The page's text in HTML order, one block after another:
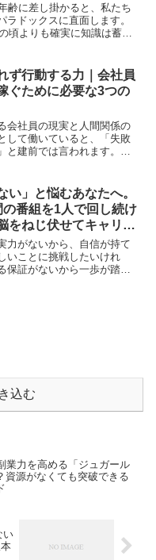
齢に差し掛かると、私たち
ラドックスに直面します。
頃よりも確実に知識は蓄積
を判断するスピードも、か
高まっ...
ず行動する力｜会社員
ぐために必要な3つの
会社員の現実と人間関係の
して働いていると、「失敗
と建前では言われます。心
ない」という空気が流れる
す。好き嫌い...
い」と悩むあなたへ。
番組を1人で回し続け
をねじ伏せてキャリア
に気づいたこと
力がないから、自信が持て
いことに挑戦したいけれ
保証がないから一歩が踏み
込む
業力を高める「ジュガール
資源がなくても突破できる
い